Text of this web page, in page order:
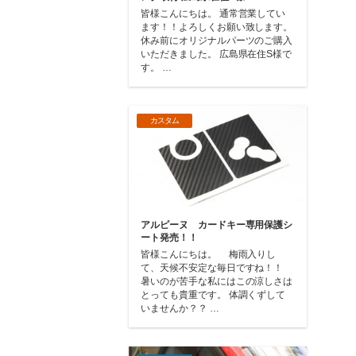
皆様こんにちは。 通常営業してい
ます！！よろしくお願い致します。
休み前にオリジナルパーツのご購入
いただきました。 広島県在住S様で
す。 …
カスタム
アルピーヌ カードキー専用保護シ
ート発売！！
皆様こんにちは。 梅雨入りし
て、天候不安定な毎日ですね！！
暑いのが苦手な私にはこの涼しさは
とっても貴重です。 体調くずして
いませんか？？ …